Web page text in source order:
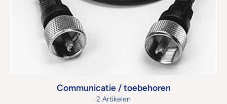
Communicatie / toebehoren
2 Artikelen